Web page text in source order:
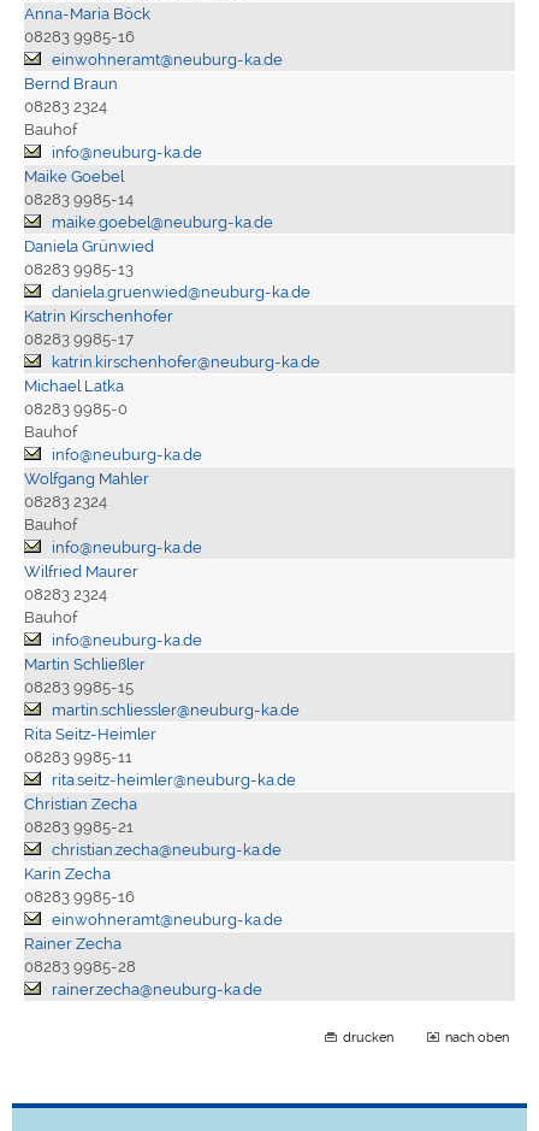
Anna-Maria Böck
08283 9985-16
einwohneramt@neuburg-ka.de
Bernd Braun
08283 2324
Bauhof
info@neuburg-ka.de
Maike Goebel
08283 9985-14
maike.goebel@neuburg-ka.de
Daniela Grünwied
08283 9985-13
daniela.gruenwied@neuburg-ka.de
Katrin Kirschenhofer
08283 9985-17
katrin.kirschenhofer@neuburg-ka.de
Michael Latka
08283 9985-0
Bauhof
info@neuburg-ka.de
Wolfgang Mahler
08283 2324
Bauhof
info@neuburg-ka.de
Wilfried Maurer
08283 2324
Bauhof
info@neuburg-ka.de
Martin Schließler
08283 9985-15
martin.schliessler@neuburg-ka.de
Rita Seitz-Heimler
08283 9985-11
rita.seitz-heimler@neuburg-ka.de
Christian Zecha
08283 9985-21
christian.zecha@neuburg-ka.de
Karin Zecha
08283 9985-16
einwohneramt@neuburg-ka.de
Rainer Zecha
08283 9985-28
rainer.zecha@neuburg-ka.de
drucken nach oben